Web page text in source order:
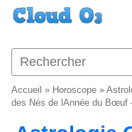
Accueil » Horoscope »
des Nés de lAnnée du Bœuf